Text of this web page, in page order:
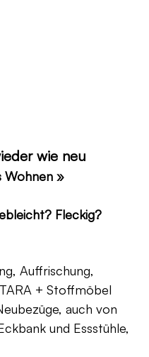
wie neu
Wohnen »
Fleckig?
Auffrischung,
+ Stoffmöbel
auch von
und Essstühle,